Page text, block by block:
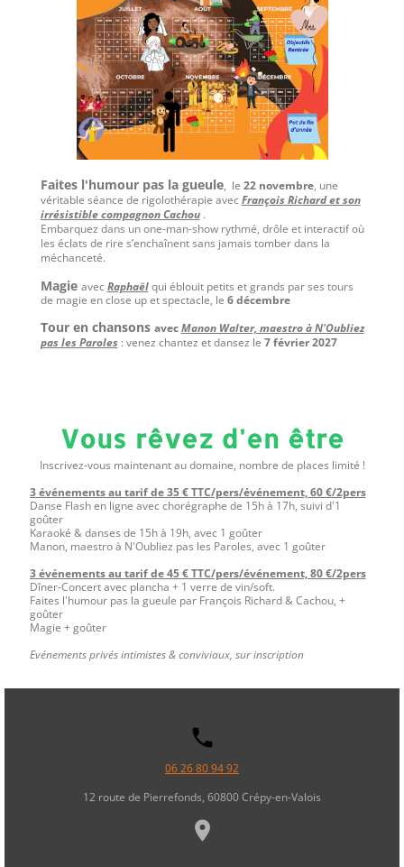
Faites l'humour pas la gueule, le 22 novembre, une
véritable séance de rigolothérapie avecFrançois Richard et son
irrésistible compagnon Cachou.
Embarquez dans un one-man-show rythmé, drôle et interactif où
les éclats de rire s’enchaînent sans jamais tomber dans la
méchanceté.
Magie avecRaphaëlqui éblouit petits et grands par ses tours
de magie en close up et spectacle, le 6 décembre
Tour en chansons avecManon Walter, maestro à N'Oubliez
pas les Paroles: venez chantez et dansez le 7 février 2027
Vous rêvez d'en être
Inscrivez-vous maintenant au domaine, nombre de places limité !
3 événements au tarif de 35 € TTC/pers/événement, 60 €/2pers
Danse Flash en ligne avec chorégraphe de 15h à 17h, suivi d'1
goûter
Karaoké & danses de 15h à 19h, avec 1 goûter
Manon, maestro à N'Oubliez pas les Paroles, avec 1 goûter
3 événements au tarif de 45 € TTC/pers/événement, 80 €/2pers
Dîner-Concert avec plancha + 1 verre de vin/soft.
Faites l'humour pas la gueule par François Richard & Cachou, +
goûter
Magie + goûter
Evénements privés intimistes & conviviaux, sur inscription
local_phone
06 26 80 94 92
12 route de Pierrefonds, 60800 Crépy-en-Valois
place